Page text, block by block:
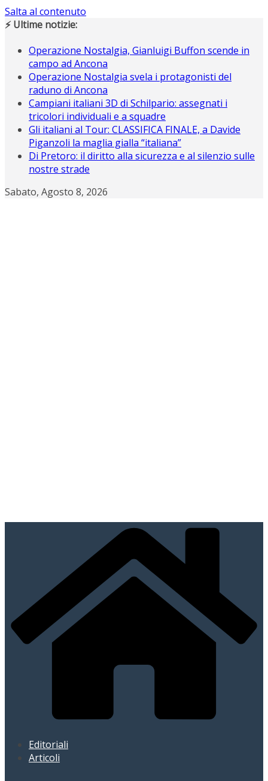
Salta al contenuto
⚡ Ultime notizie:
Operazione Nostalgia, Gianluigi Buffon scende in
campo ad Ancona
Operazione Nostalgia svela i protagonisti del
raduno di Ancona
Campiani italiani 3D di Schilpario: assegnati i
tricolori individuali e a squadre
Gli italiani al Tour: CLASSIFICA FINALE, a Davide
Piganzoli la maglia gialla “italiana”
Di Pretoro: il diritto alla sicurezza e al silenzio sulle
nostre strade
Sabato, Agosto 8, 2026
Editoriali
Articoli